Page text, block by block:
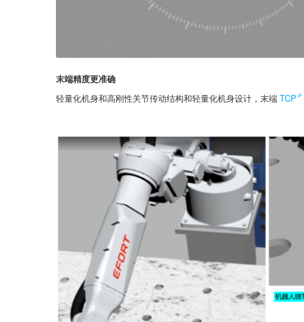
末端精度更准确
轻量化机身和高刚性关节传动结构和轻量化机身设计，末端 TCP